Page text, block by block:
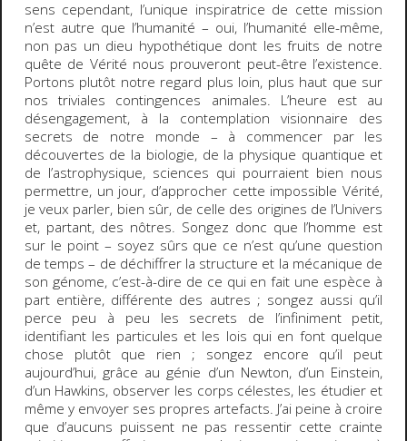
sens cependant, l’unique inspiratrice de cette mission
n’est autre que l’humanité – oui, l’humanité elle-même,
non pas un dieu hypothétique dont les fruits de notre
quête de Vérité nous prouveront peut-être l’existence.
Portons plutôt notre regard plus loin, plus haut que sur
nos triviales contingences animales. L’heure est au
désengagement, à la contemplation visionnaire des
secrets de notre monde – à commencer par les
découvertes de la biologie, de la physique quantique et
de l’astrophysique, sciences qui pourraient bien nous
permettre, un jour, d’approcher cette impossible Vérité,
je veux parler, bien sûr, de celle des origines de l’Univers
et, partant, des nôtres. Songez donc que l’homme est
sur le point – soyez sûrs que ce n’est qu’une question
de temps – de déchiffrer la structure et la mécanique de
son génome, c’est-à-dire de ce qui en fait une espèce à
part entière, différente des autres ; songez aussi qu’il
perce peu à peu les secrets de l’infiniment petit,
identifiant les particules et les lois qui en font quelque
chose plutôt que rien ; songez encore qu’il peut
aujourd’hui, grâce au génie d’un Newton, d’un Einstein,
d’un Hawkins, observer les corps célestes, les étudier et
même y envoyer ses propres artefacts. J’ai peine à croire
que d’aucuns puissent ne pas ressentir cette crainte